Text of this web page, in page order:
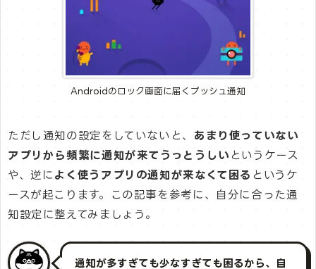
Androidのロック画面に届くプッシュ通知
ただし通知の設定をしていないと、 あまり使っていない
アプリから頻繁に通知が来てうっとうしい というケース
や、逆に よく使うアプリの通知が来なくて困る というケ
ースが起こります。この記事を参考に、自分に合った通
知設定に整えてみましょう。
通知が多すぎても少なすぎても困るから、自